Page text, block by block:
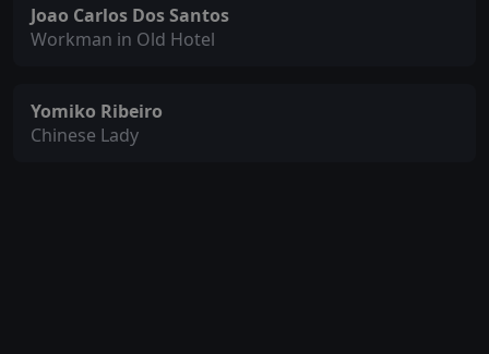
Joao Carlos Dos Santos
Workman in Old Hotel
Yomiko Ribeiro
Chinese Lady